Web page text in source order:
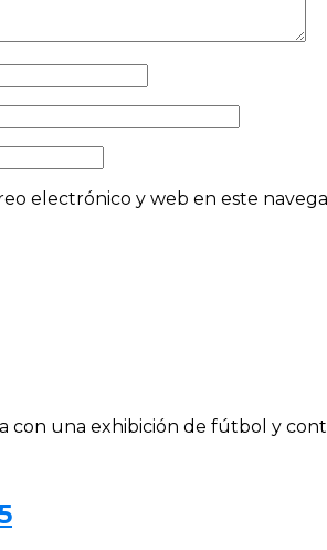
electrónico y web en este
con una exhibición de fútbol y